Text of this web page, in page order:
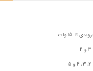
15 وات